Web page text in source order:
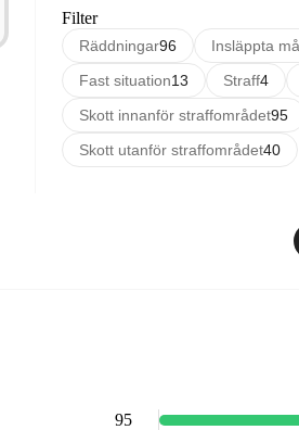
Filter
Räddningar96 Insläppta
Fast situation13 Straff4
Skott innanför straffområdet95
Skott utanför straffområdet40
95